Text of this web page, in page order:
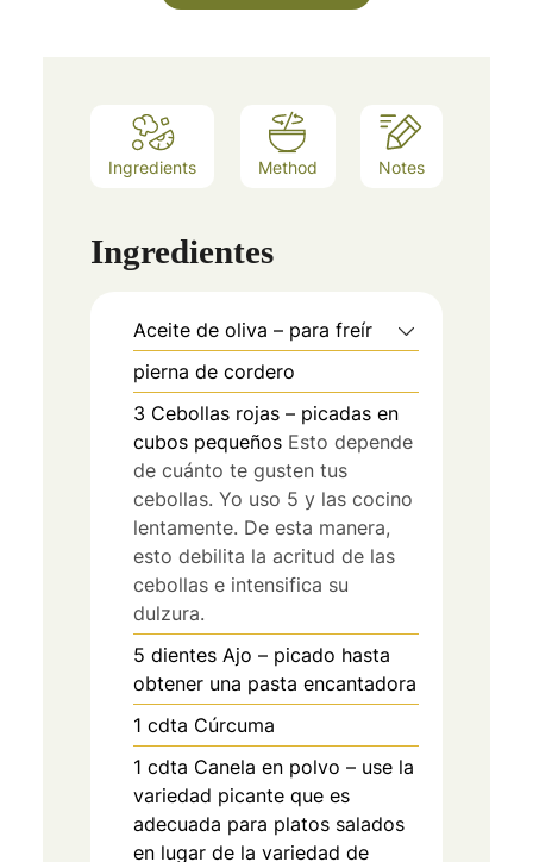
Ingredients Method Notes
Ingredientes
Aceite de oliva – para freír
pierna de cordero
3 Cebollas rojas – picadas en
cubos pequeños Esto depende
de cuánto te gusten tus
cebollas. Yo uso 5 y las cocino
lentamente. De esta manera,
esto debilita la acritud de las
cebollas e intensifica su
dulzura.
5 dientes Ajo – picado hasta
obtener una pasta encantadora
1 cdta Cúrcuma
1 cdta Canela en polvo – use la
variedad picante que es
adecuada para platos salados
en lugar de la variedad de